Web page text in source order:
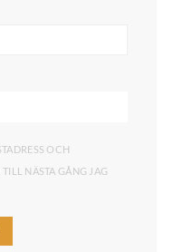
OCH
NÄSTA GÅNG JAG